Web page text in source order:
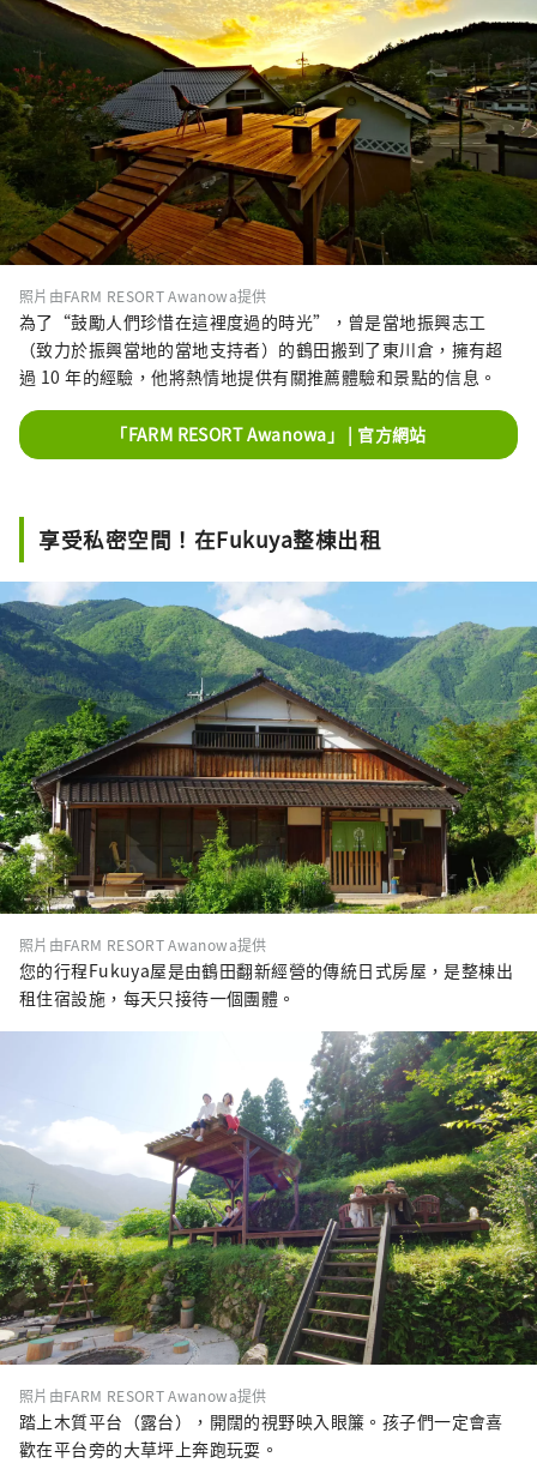
照片由FARM RESORT Awanowa提供
為了“鼓勵人們珍惜在這裡度過的時光”，曾是當地振興志工
（致力於振興當地的當地支持者）的鶴田搬到了東川倉，擁有超
過 10 年的經驗，他將熱情地提供有關推薦體驗和景點的信息。
「FARM RESORT Awanowa」 | 官方網站
享受私密空間！在Fukuya整棟出租
照片由FARM RESORT Awanowa提供
您的行程Fukuya屋是由鶴田翻新經營的傳統日式房屋，是整棟出
租住宿設施，每天只接待一個團體。
照片由FARM RESORT Awanowa提供
踏上木質平台（露台），開闊的視野映入眼簾。孩子們一定會喜
歡在平台旁的大草坪上奔跑玩耍。